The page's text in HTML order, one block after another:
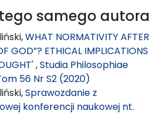
samego autora
WHAT NORMATIVITY AFTER
GOD”? ETHICAL IMPLICATIONS
,Studia Philosophiae
56 Nr S2 (2020)
Sprawozdanie z
konferencji naukowej nt.